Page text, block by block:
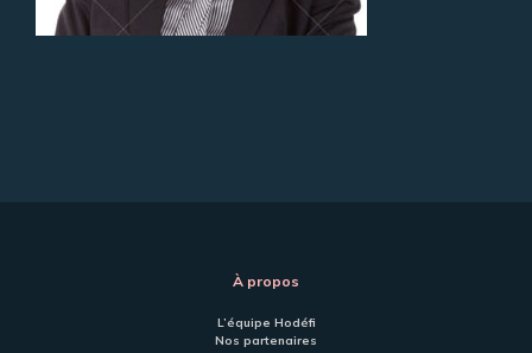
À propos
L’équipe Hodéfi
Nos partenaires